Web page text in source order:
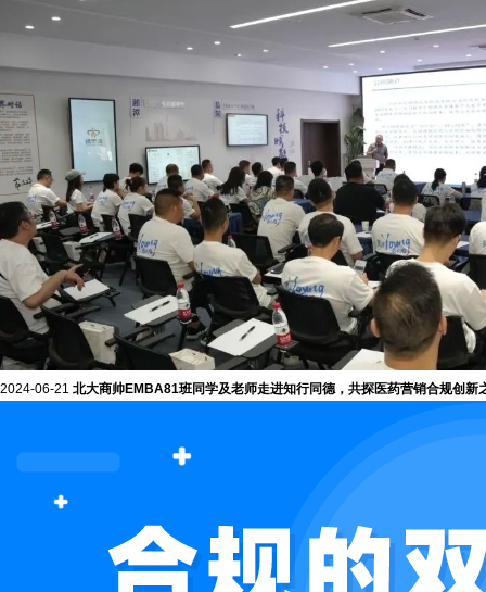
2024-06-21 北大商帅EMBA81班同学及老师走进知行同德，共探医药营销合规创新